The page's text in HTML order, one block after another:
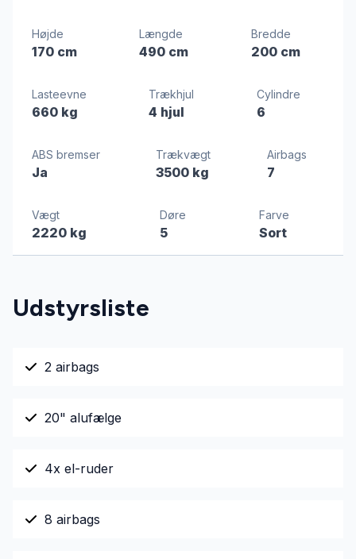
Højde
170 cm
Længde
490 cm
Bredde
200 cm
Lasteevne
660 kg
Trækhjul
4 hjul
Cylindre
6
ABS bremser
Ja
Trækvægt
3500 kg
Airbags
7
Vægt
2220 kg
Døre
5
Farve
Sort
Udstyrsliste
2 airbags
20" alufælge
4x el-ruder
8 airbags